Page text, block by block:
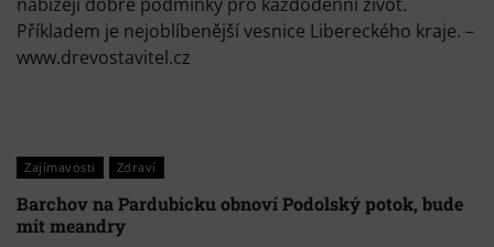
Příkladem je nejoblíbenější vesnice Libereckého kraje. –
www.drevostavitel.cz
Zajímavosti Zdraví
Barchov na Pardubicku obnoví Podolský potok, bude
mít meandry